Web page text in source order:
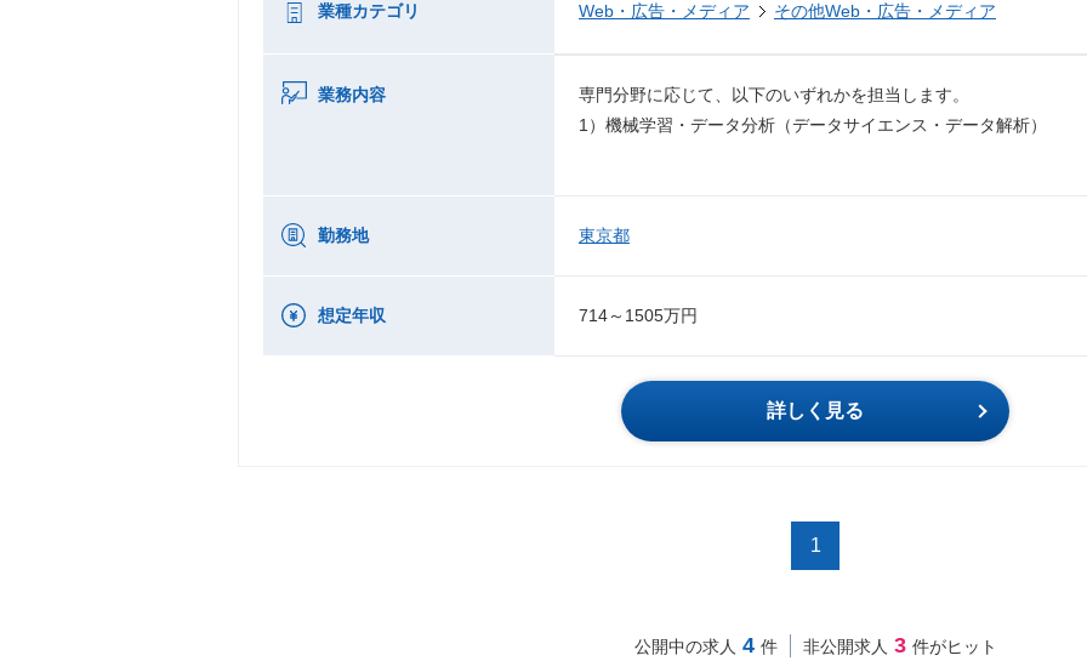
業種カテゴリ Web・広告・メディア その他Web・広告・メディア
業務内容
専門分野に応じて、以下のいずれかを担当します。
1）機械学習・データ分析（データサイエンス・データ解析）
勤務地 東京都
想定年収 714～1505万円
詳しく見る
1
公開中の求人 4 件 非公開求人 3 件がヒット